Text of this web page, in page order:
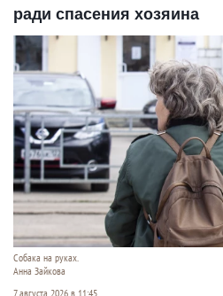
ради спасения хозяина
Собака на руках.
Анна Зайкова